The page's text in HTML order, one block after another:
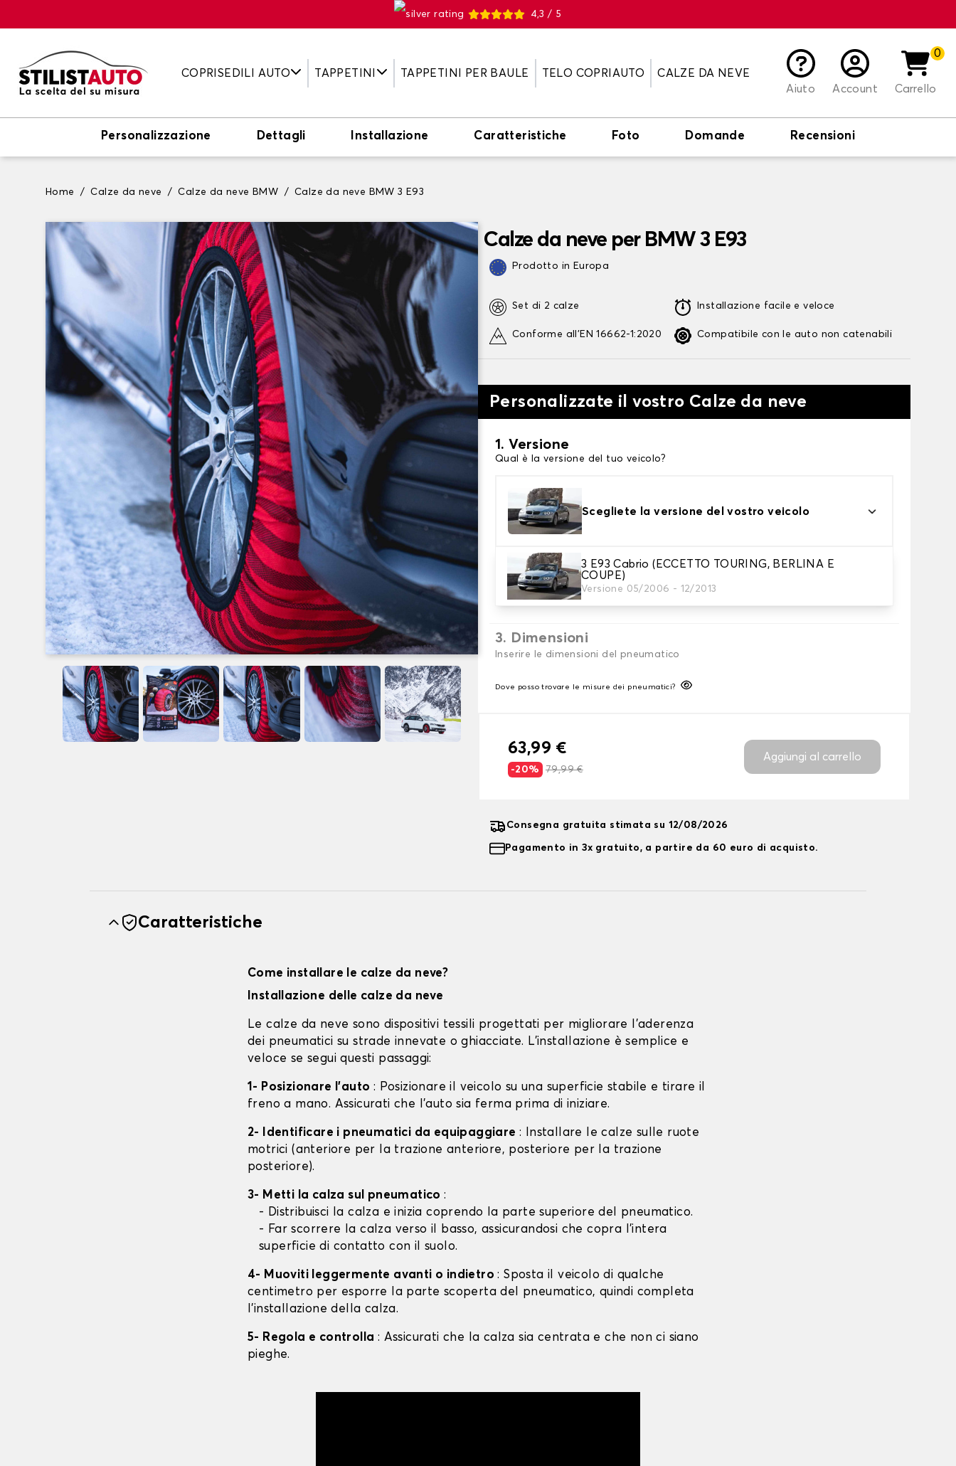
4,3 / 5
COPRISEDILI AUTO TAPPETINI TAPPETINI PER BAULE TELO COPRIAUTO
CALZE DA NEVE
Aiuto
Account
0
Carrello
Personalizzazione Dettagli Installazione Caratteristiche Foto Domande Recensioni
Home Calze da neve Calze da neve BMW Calze da neve BMW 3 E93
Calze da neve per BMW 3 E93
Prodotto in Europa
Set di 2 calze
Conforme all'EN 16662-1:2020
Installazione facile e veloce
Compatibile con le auto non catenabili
Personalizzate il vostro Calze da neve
1. Versione
Qual è la versione del tuo veicolo?
Scegliete la versione del vostro veicolo
3 E93 Cabrio (ECCETTO TOURING, BERLINA E
COUPE)
Versione 05/2006 - 12/2013
2. Finitura a calza
Scegli le calze da neve adatte alle tue necessità
3. Dimensioni
Inserire le dimensioni del pneumatico
Dove posso trovare le misure dei pneumatici?
63,99 €
-20% 79,99 €
Aggiungi al carrello
Consegna gratuita stimata su 12/08/2026
Pagamento in 3x gratuito, a partire da 60 euro di acquisto.
Caratteristiche
Come installare le calze da neve?
Installazione delle calze da neve
Le calze da neve sono dispositivi tessili progettati per migliorare l'aderenza
dei pneumatici su strade innevate o ghiacciate. L'installazione è semplice e
veloce se segui questi passaggi:
1- Posizionare l'auto : Posizionare il veicolo su una superficie stabile e tirare il
freno a mano. Assicurati che l'auto sia ferma prima di iniziare.
2- Identificare i pneumatici da equipaggiare : Installare le calze sulle ruote
motrici (anteriore per la trazione anteriore, posteriore per la trazione
posteriore).
3- Metti la calza sul pneumatico:
- Distribuisci la calza e inizia coprendo la parte superiore del pneumatico.
- Far scorrere la calza verso il basso, assicurandosi che copra l'intera
superficie di contatto con il suolo.
4- Muoviti leggermente avanti o indietro: Sposta il veicolo di qualche
centimetro per esporre la parte scoperta del pneumatico, quindi completa
l'installazione della calza.
5- Regola e controlla : Assicurati che la calza sia centrata e che non ci siano
pieghe.